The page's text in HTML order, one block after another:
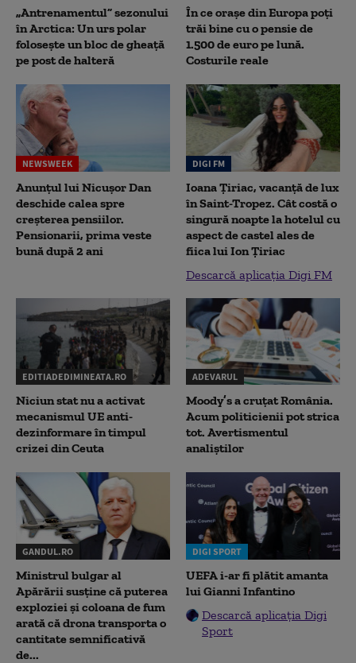
„Antrenamentul” sezonului
în Arctica: Un urs polar
folosește un bloc de gheață
pe post de halteră
În ce orașe din Europa poți
trăi bine cu o pensie de
1.500 de euro pe lună.
Costurile reale
NEWSWEEK
Anunțul lui Nicușor Dan
deschide calea spre
creșterea pensiilor.
Pensionarii, prima veste
bună după 2 ani
DIGI FM
Ioana Țiriac, vacanță de lux
în Saint-Tropez. Cât costă o
singură noapte la hotelul cu
aspect de castel ales de
fiica lui Ion Țiriac
Descarcă aplicația Digi FM
EDITIADEDIMINEATA.RO
Niciun stat nu a activat
mecanismul UE anti-
dezinformare în timpul
crizei din Ceuta
ADEVARUL
Moody’s a cruțat România.
Acum politicienii pot strica
tot. Avertismentul
analiștilor
GANDUL.RO
Ministrul bulgar al
Apărării susține că puterea
exploziei și coloana de fum
arată că drona transporta o
cantitate semnificativă
de...
DIGI SPORT
UEFA i-ar fi plătit amanta
lui Gianni Infantino
Descarcă aplicația Digi
Sport